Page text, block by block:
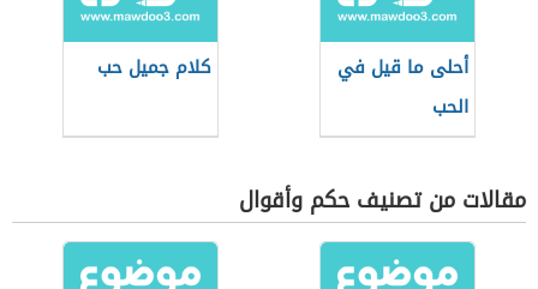
أحلى ما قيل في
الحب
كلام جميل حب
مقالات من تصنيف حكم وأقوال